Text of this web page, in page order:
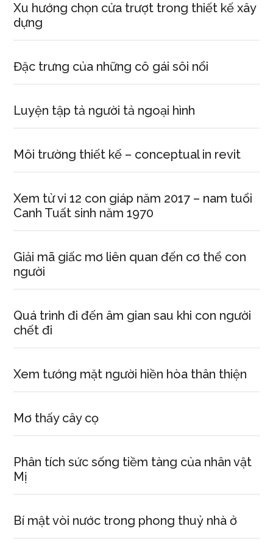
Xu hướng chọn cửa trượt trong thiết kế xây
dựng
Đặc trưng của những cô gái sôi nổi
Luyện tập tả người tả ngoại hình
Môi trường thiết kế – conceptual in revit
Xem tử vi 12 con giáp năm 2017 – nam tuổi
Canh Tuất sinh năm 1970
Giải mã giấc mơ liên quan đến cơ thể con
người
Quá trình đi đến âm gian sau khi con người
chết đi
Xem tướng mặt người hiền hòa thân thiện
Mơ thấy cây cọ
Phân tích sức sống tiềm tàng của nhân vật
Mị
Bí mật vòi nước trong phong thuỷ nhà ở